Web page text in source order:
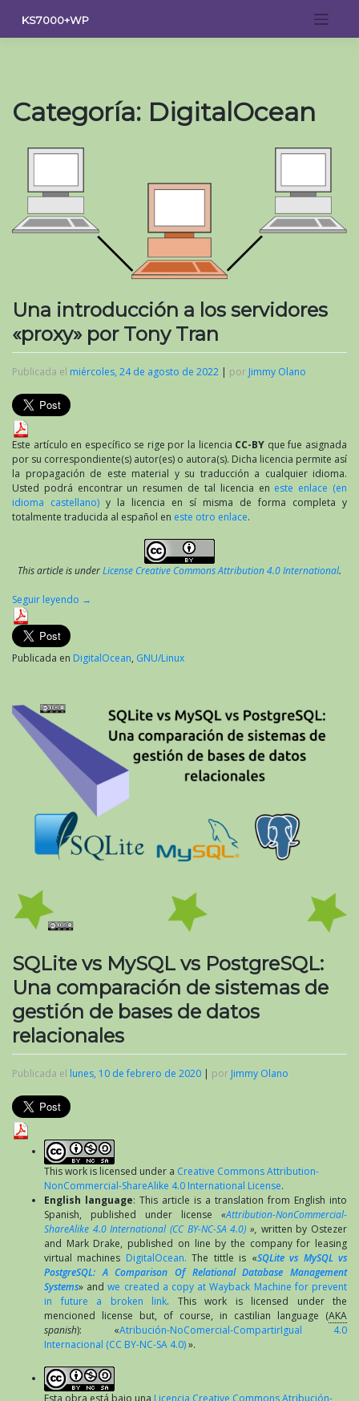
contenido
KS7000+WP
Categoría: DigitalOcean
Una introducción a los servidores
«proxy» por Tony Tran
Publicada el miércoles, 24 de agosto de 2022 | por Jimmy Olano
Este artículo en específico se rige por la licencia CC-BY que fue asignada
por su correspondiente(s) autor(es) o autora(s). Dicha licencia permite así
la propagación de este material y su traducción a cualquier idioma.
Usted podrá encontrar un resumen de tal licencia en este enlace (en
idioma castellano) y la licencia en sí misma de forma completa y
totalmente traducida al español en este otro enlace.
This article is underLicense Creative Commons Attribution 4.0 International.
Seguir leyendo →
Publicada en DigitalOcean, GNU/Linux
SQLite vs MySQL vs PostgreSQL:
Una comparación de sistemas de
gestión de bases de datos
relacionales
Publicada el lunes, 10 de febrero de 2020 | por Jimmy Olano
This work is licensed under a Creative Commons Attribution-
NonCommercial-ShareAlike 4.0 International License.
English language: This article is a translation from English into
Spanish, published under license «Attribution-NonCommercial-
ShareAlike 4.0 International (CC BY-NC-SA 4.0) », written by Ostezer
and Mark Drake, published on line by the company for leasing
virtual machines DigitalOcean. The tittle is «SQLite vs MySQL vs
PostgreSQL: A Comparison Of Relational Database Management
Systems» andwe created a copy at Wayback Machine for prevent
in future a broken link. This work is licensed under the
mencioned license but, of course, in castilian language (AKA
spanish): «Atribución-NoComercial-CompartirIgual 4.0
Internacional (CC BY-NC-SA 4.0)».
Esta obra está bajo una Licencia Creative Commons Atribución-